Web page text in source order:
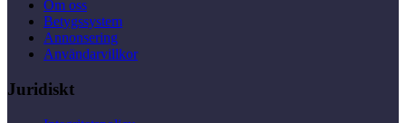
Om oss
Betygssystem
Annonsering
Användarvillkor
Juridiskt